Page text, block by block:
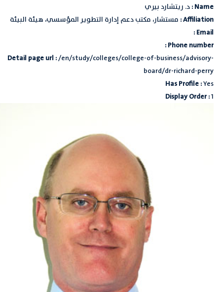
Name : د. ريتشارد بيري
Affiliation : مستشار، مكتب دعم إدارة التطوير المؤسسي، هيئة البيئة
Email :
Phone number :
Detail page url :/en/study/colleges/college-of-business/advisory-
board/dr-richard-perry
Has Profile :Yes
Display Order :1